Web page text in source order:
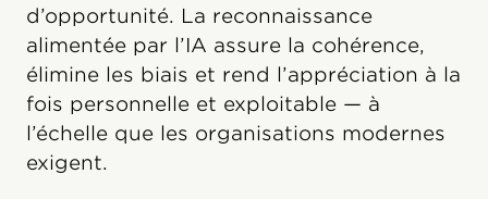
d’opportunité. La reconnaissance
alimentée par l’IA assure la cohérence,
élimine les biais et rend l’appréciation à la
fois personnelle et exploitable — à
l’échelle que les organisations modernes
exigent.